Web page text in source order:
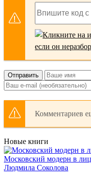
Отправить
Комментариев
Новые книги
Московский модерн в
Людмила Соколова